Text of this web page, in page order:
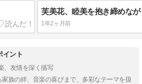
1年2ヶ月前
イント
、友情を深く描写
家族の絆、音楽の喜びまで、多彩なテーマを扱